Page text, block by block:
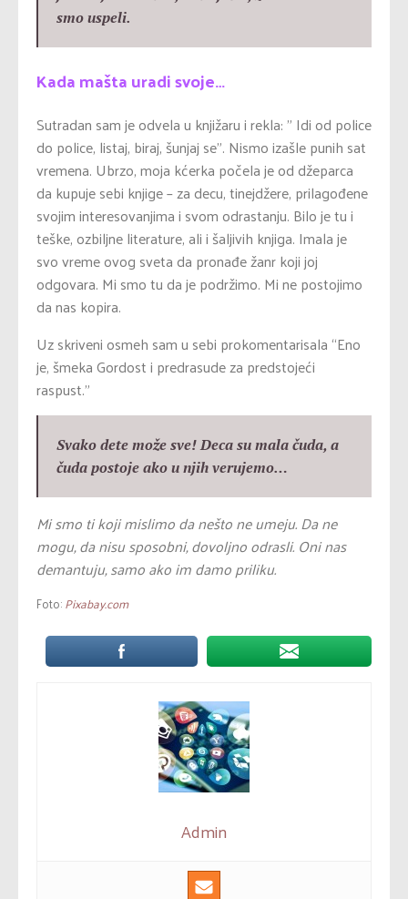
smo uspeli.
Kada mašta uradi svoje…
Sutradan sam je odvela u knjižaru i rekla: ” Idi od police
do police, listaj, biraj, šunjaj se”. Nismo izašle punih sat
vremena. Ubrzo, moja kćerka počela je od džeparca
da kupuje sebi knjige – za decu, tinejdžere, prilagođene
svojim interesovanjima i svom odrastanju. Bilo je tu i
teške, ozbiljne literature, ali i šaljivih knjiga. Imala je
svo vreme ovog sveta da pronađe žanr koji joj
odgovara. Mi smo tu da je podržimo. Mi ne postojimo
da nas kopira.
Uz skriveni osmeh sam u sebi prokomentarisala “Eno
je, šmeka Gordost i predrasude za predstojeći
raspust.”
Svako dete može sve! Deca su mala čuda, a
čuda postoje ako u njih verujemo…
Mi smo ti koji mislimo da nešto ne umeju. Da ne
mogu, da nisu sposobni, dovoljno odrasli. Oni nas
demantuju, samo ako im damo priliku.
Foto:Pixabay.com
Admin